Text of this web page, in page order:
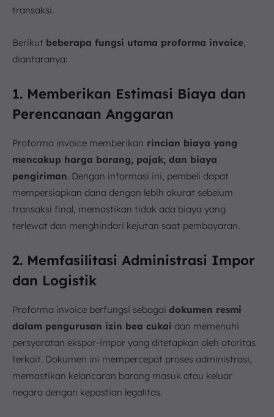
transaksi.
Berikut beberapa fungsi utama proforma invoice
diantaranya:
1. Memberikan Estimasi Biaya dan
Perencanaan Anggaran
Proforma invoice memberikan rincian biaya yang
mencakup harga barang, pajak, dan biaya
pengiriman. Dengan informasi ini, pembeli dapat
mempersiapkan dana dengan lebih akurat sebelum
transaksi final, memastikan tidak ada biaya yang
terlewat dan menghindari kejutan saat pembayaran.
2. Memfasilitasi Administrasi Impor
dan Logistik
Proforma invoice berfungsi sebagai dokumen resmi
dalam pengurusan izin bea cukai dan memenuhi
persyaratan ekspor-impor yang ditetapkan oleh otoritas
terkait. Dokumen ini mempercepat proses administrasi,
memastikan kelancaran barang masuk atau keluar
negara dengan kepastian legalitas.